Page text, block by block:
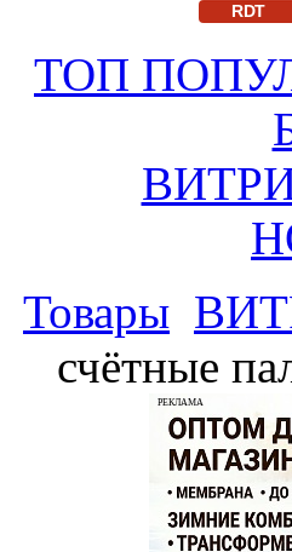
RDT
ТОП
Товары
счётные
РЕКЛАМА